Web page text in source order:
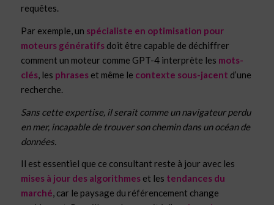
requêtes.
Par exemple, un spécialiste en optimisation pour
moteurs génératifsdoit être capable de déchiffrer
comment un moteur comme GPT-4 interprète les mots-
clés, les phraseset même le contexte sous-jacent d’une
recherche.
Sans cette expertise, il serait comme un navigateur perdu
en mer, incapable de trouver son chemin dans un océan de
données.
Il est essentiel que ce consultant reste à jour avec les
mises à jour des algorithmeset les tendances du
marché, car le paysage du référencement change